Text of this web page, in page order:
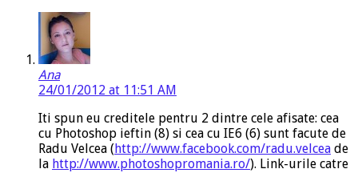
Ana
24/01/2012 at 11:51 AM
Iti spun eu creditele pentru 2 dintre cele afisate: cea
cu Photoshop ieftin (8) si cea cu IE6 (6) sunt facute de
Radu Velcea (http://www.facebook.com/radu.velcea de
la http://www.photoshopromania.ro/). Link-urile catre